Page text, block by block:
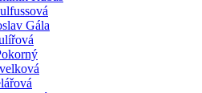
Gála